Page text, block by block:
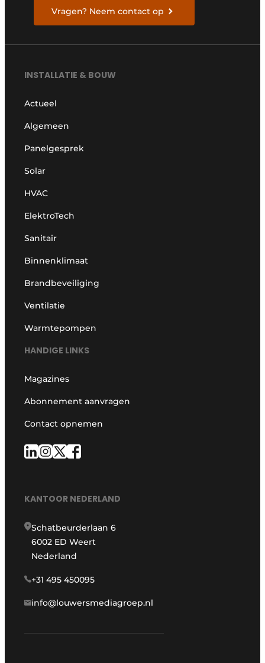
Vragen? Neem contact op
INSTALLATIE & BOUW
Actueel
Algemeen
Panelgesprek
Solar
HVAC
ElektroTech
Sanitair
Binnenklimaat
Brandbeveiliging
Ventilatie
Warmtepompen
HANDIGE LINKS
Magazines
Abonnement aanvragen
Contact opnemen
KANTOOR NEDERLAND
Schatbeurderlaan 6
6002 ED Weert
Nederland
+31 495 450095
info@louwersmediagroep.nl